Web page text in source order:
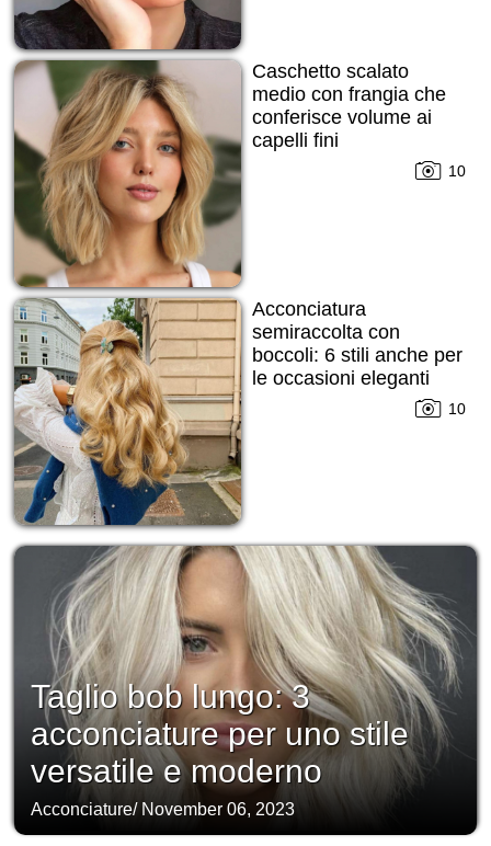
Caschetto scalato
medio con frangia che
conferisce volume ai
capelli fini
10
Acconciatura
semiraccolta con
boccoli: 6 stili anche per
le occasioni eleganti
10
Taglio bob lungo: 3
acconciature per uno stile
versatile e moderno
Acconciature/ November 06, 2023